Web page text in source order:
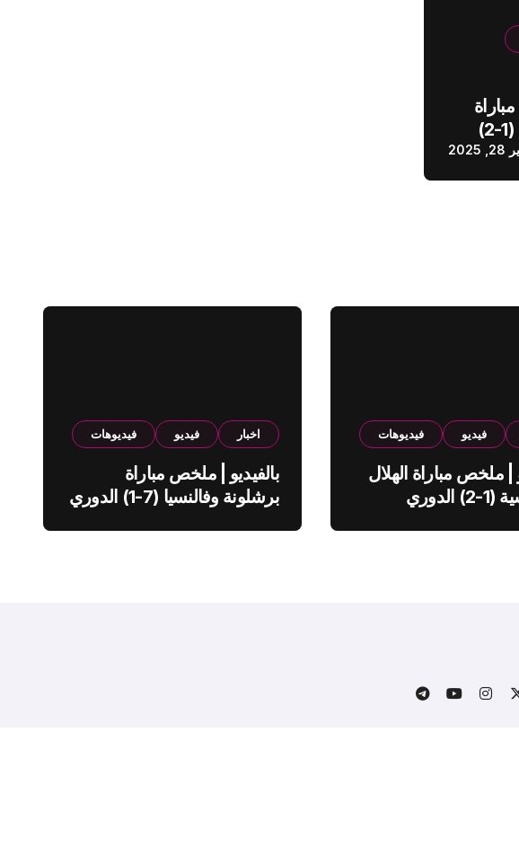
الهلال والقادسية (1-2)
فيديو فيديوهات
| ملخص مباراة الهلال
والقادسية (1-2) الدوري
اخبار فيديو فيديوهات
بالفيديو | ملخص مباراة
برشلونة وفالنسيا (7-1) الدوري